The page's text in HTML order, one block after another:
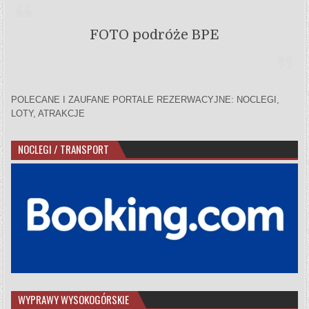
FOTO podróże BPE
POLECANE I ZAUFANE PORTALE REZERWACYJNE: NOCLEGI,
LOTY, ATRAKCJE
NOCLEGI / TRANSPORT
WYPRAWY WYSOKOGÓRSKIE